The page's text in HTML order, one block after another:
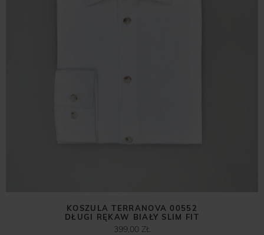
KOSZULA TERRANOVA 00552
DŁUGI RĘKAW BIAŁY SLIM FIT
399,00 ZŁ